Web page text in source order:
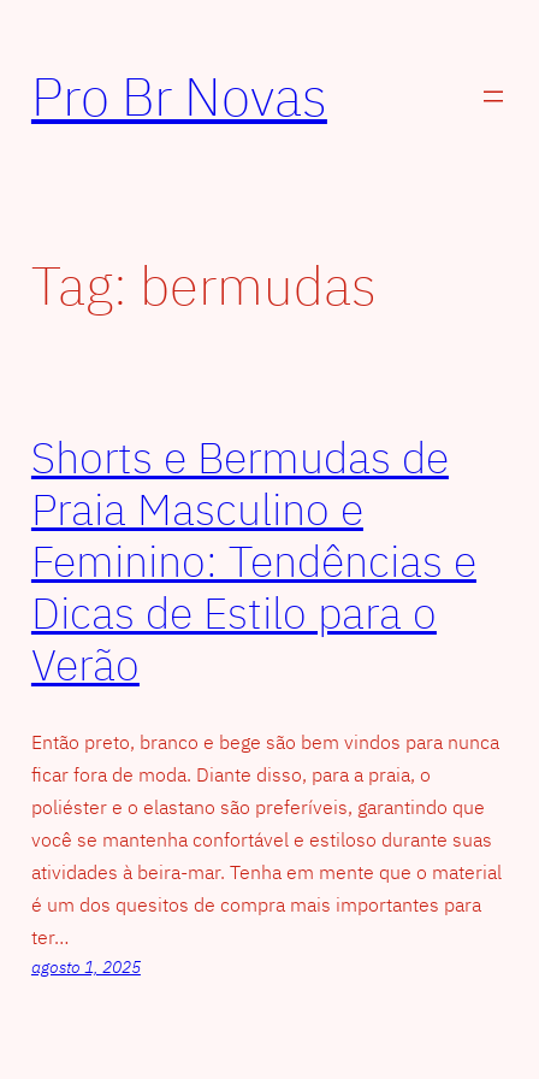
conteúdo
Pro Br Novas
Tag: bermudas
Shorts e Bermudas de
Praia Masculino e
Feminino: Tendências e
Dicas de Estilo para o
Verão
Então preto, branco e bege são bem vindos para nunca
ficar fora de moda. Diante disso, para a praia, o
poliéster e o elastano são preferíveis, garantindo que
você se mantenha confortável e estiloso durante suas
atividades à beira-mar. Tenha em mente que o material
é um dos quesitos de compra mais importantes para
ter…
agosto 1, 2025